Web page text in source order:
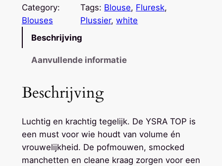
R
A
F
H
I
T
E
Category:
Blouses
Tags: Blouse, Fluresk
Plussier, white
Beschrijving
Aanvullende informatie
Beschrijving
Luchtig en krachtig tegelijk. De YSRA TOP is
een must voor wie houdt van volume én
vrouwelijkheid. De pofmouwen, smocked
manchetten en cleane kraag zorgen voor een